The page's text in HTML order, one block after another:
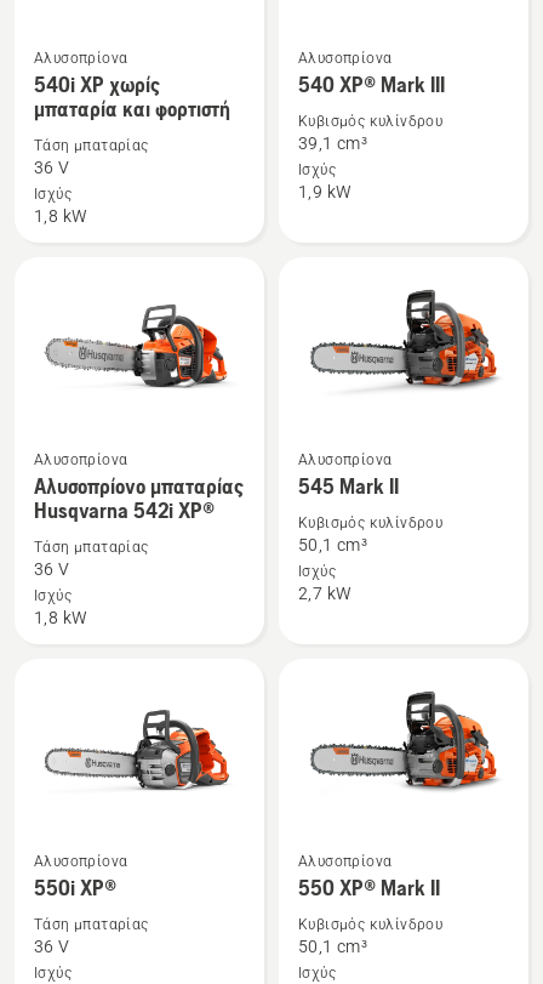
Δείτε
περισσότερες
λεπτομέρειες
για
το
540i
φορτιστή
Αλυσοπρίονα
540i XP χωρίς
μπαταρία και φορτιστή
Τάση μπαταρίας
36 V
Ισχύς
1,8 kW
Δείτε
περισσότερες
λεπτομέρειες
για
το
540 XP®
Αλυσοπρίονα
540 XP® Mark III
Κυβισμός κυλίνδρου
39,1 cm³
Ισχύς
1,9 kW
Δείτε
περισσότερες
λεπτομέρειες
για
το
Αλυσοπρίονο
Αλυσοπρίονα
Αλυσοπρίονο μπαταρίας
Husqvarna 542i XP®
Τάση μπαταρίας
36 V
Ισχύς
1,8 kW
Δείτε
περισσότερες
λεπτομέρειες
για
το
Αλυσοπρίονα
545 Mark II
Κυβισμός κυλίνδρου
50,1 cm³
Ισχύς
2,7 kW
Δείτε
περισσότερες
λεπτομέρειες
για
το
Αλυσοπρίονα
550i XP®
Τάση μπαταρίας
36 V
Ισχύς
Δείτε
περισσότερες
λεπτομέρειες
για
το
Αλυσοπρίονα
550 XP® Mark II
Κυβισμός κυλίνδρου
50,1 cm³
Ισχύς